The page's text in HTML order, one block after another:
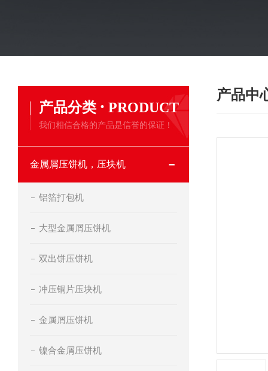
产品分类 · PRODUCT
我们相信合格的产品是信誉的保证！
金属屑压饼机，压块机
铝箔打包机
大型金属屑压饼机
双出饼压饼机
冲压铜片压块机
金属屑压饼机
镍合金屑压饼机
产品中